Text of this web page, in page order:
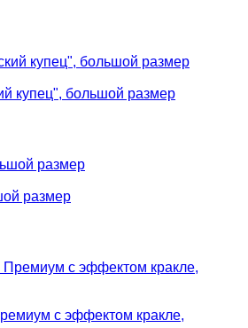
купец", большой размер
размер
с эффектом кракле,